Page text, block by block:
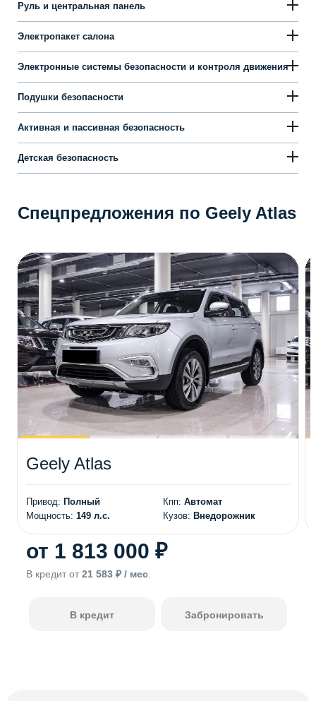
Руль и центральная панель
Электропакет салона
Электронные системы безопасности и контроля движения
Подушки безопасности
Активная и пассивная безопасность
Детская безопасность
Спецпредложения по Geely Atlas
Geely Atlas
Привод: Полный
Мощность: 149 л.с.
Кпп: Автомат
Кузов: Внедорожник
от 1 813 000 ₽
В кредит от 21 583 ₽ / мес
В кредит Забронировать